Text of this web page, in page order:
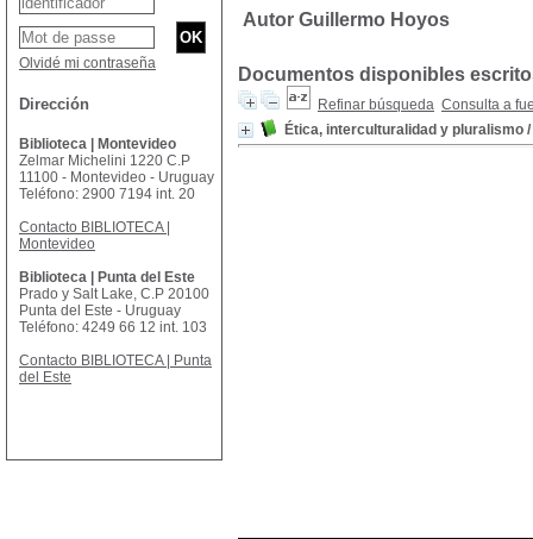
Autor Guillermo Hoyos
Documentos disponibles
Refinar búsqueda Consulta a
Ética, interculturalidad y pluralismo /
Olvidé mi contraseña
Dirección
Biblioteca | Montevideo
Zelmar Michelini 1220 C.P
11100 - Montevideo - Uruguay
Teléfono: 2900 7194 int. 20
Contacto BIBLIOTECA |
Montevideo
Biblioteca | Punta del Este
Prado y Salt Lake, C.P 20100
Punta del Este - Uruguay
Teléfono: 4249 66 12 int. 103
Contacto BIBLIOTECA | Punta
del Este